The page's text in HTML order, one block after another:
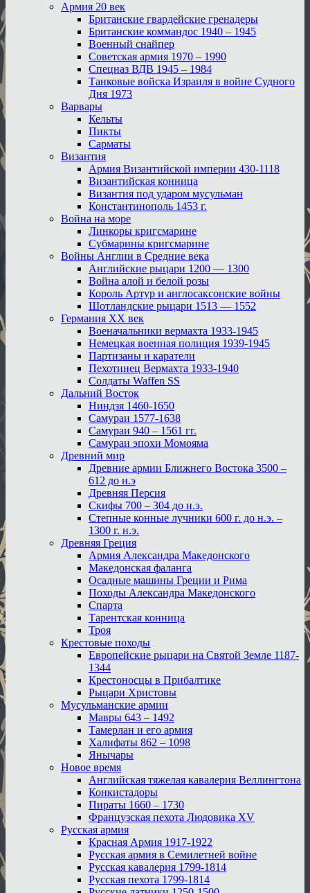
Армия 20 век
Британские гвардейские гренадеры
Британские коммандос 1940 – 1945
Военный снайпер
Советская армия 1970 – 1990
Спецназ ВДВ 1945 – 1984
Танковые войска Израиля в войне Судного
Дня 1973
Варвары
Кельты
Пикты
Сарматы
Византия
Армия Византийской империи 430-1118
Византийская конница
Византия под ударом мусульман
Константинополь 1453 г.
Война на море
Линкоры кригсмарине
Субмарины кригсмарине
Войны Англии в Средние века
Английские рыцари 1200 — 1300
Война алой и белой розы
Король Артур и англосаксонские войны
Шотландские рыцари 1513 — 1552
Германия XX век
Военачальники вермахта 1933-1945
Немецкая военная полиция 1939-1945
Партизаны и каратели
Пехотинец Вермахта 1933-1940
Солдаты Waffen SS
Дальний Восток
Ниндзя 1460-1650
Самураи 1577-1638
Самураи 940 – 1561 гг.
Самураи эпохи Момояма
Древний мир
Древние армии Ближнего Востока 3500 –
612 до н.э
Древняя Персия
Скифы 700 – 304 до н.э.
Степные конные лучники 600 г. до н.э. –
1300 г. н.э.
Древняя Греция
Армия Александра Македонского
Македонская фаланга
Осадные машины Греции и Рима
Походы Александра Македонского
Спарта
Тарентская конница
Троя
Крестовые походы
Европейские рыцари на Святой Земле 1187-
1344
Крестоносцы в Прибалтике
Рыцари Христовы
Мусульманские армии
Мавры 643 – 1492
Тамерлан и его армия
Халифаты 862 – 1098
Янычары
Новое время
Английская тяжелая кавалерия Веллингтона
Конкистадоры
Пираты 1660 – 1730
Французская пехота Людовика XV
Русская армия
Красная Армия 1917-1922
Русская армия в Семилетней войне
Русская кавалерия 1799-1814
Русская пехота 1799-1814